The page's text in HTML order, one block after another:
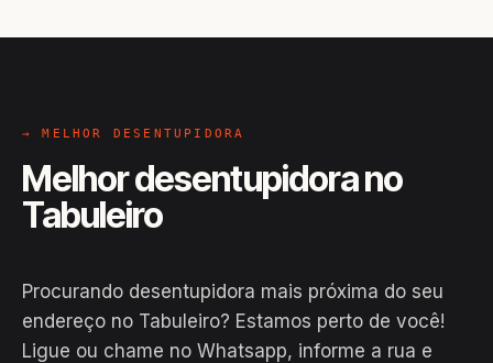
→ MELHOR DESENTUPIDORA
Melhor desentupidora no
Tabuleiro
Procurando desentupidora mais próxima do seu
endereço no Tabuleiro? Estamos perto de você!
Ligue ou chame no Whatsapp, informe a rua e